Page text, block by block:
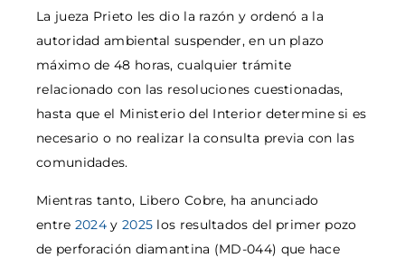
La jueza Prieto les dio la razón y ordenó a la
autoridad ambiental suspender, en un plazo
máximo de 48 horas, cualquier trámite
relacionado con las resoluciones cuestionadas,
hasta que el Ministerio del Interior determine si es
necesario o no realizar la consulta previa con las
comunidades.
Mientras tanto, Libero Cobre, ha anunciado
entre 2024 y 2025 los resultados del primer pozo
de perforación diamantina (MD-044) que hace